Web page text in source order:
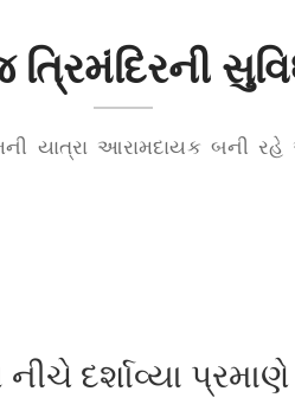
યાત્રા આરામદાયક બની
દર્શાવ્યા